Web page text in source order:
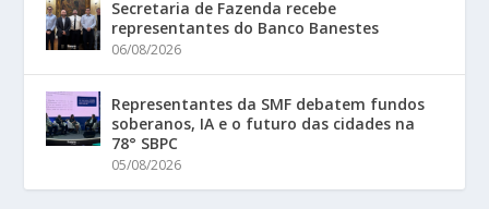
Secretaria de Fazenda recebe
representantes do Banco Banestes
06/08/2026
Representantes da SMF debatem fundos
soberanos, IA e o futuro das cidades na
78° SBPC
05/08/2026